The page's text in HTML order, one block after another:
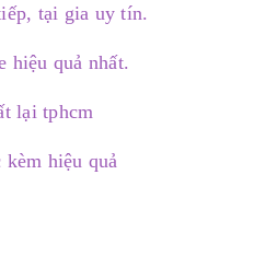
tại gia uy tín.
hiệu quả nhất.
lại tphcm
hiệu quả